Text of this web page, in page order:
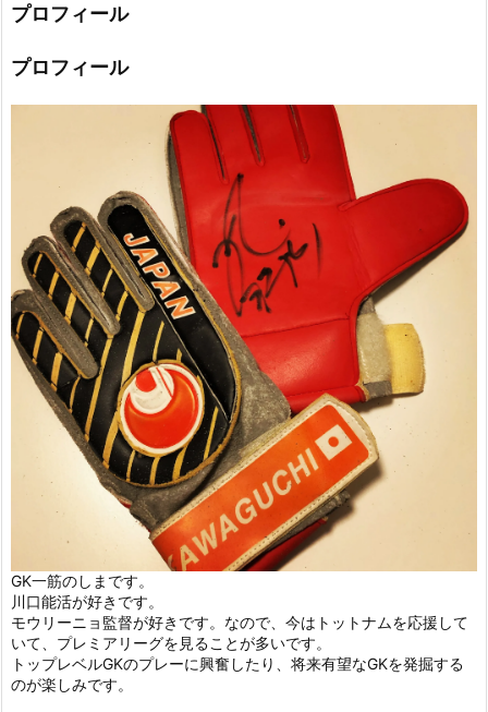
プロフィール
プロフィール
GK一筋のしまです。
川口能活が好きです。
モウリーニョ監督が好きです。なので、今はトットナムを応援して
いて、プレミアリーグを見ることが多いです。
トップレベルGKのプレーに興奮したり、将来有望なGKを発掘する
のが楽しみです。